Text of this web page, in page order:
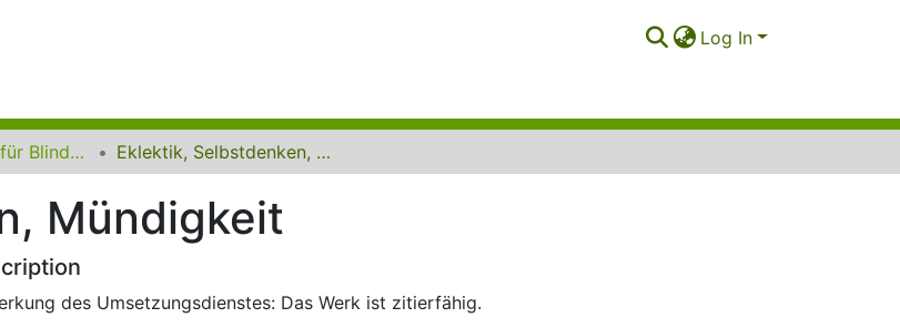
Log In
Digitale Bücher für Blinde und Sehbehinderte Eklektik, Selbstdenken, Mündigkeit
Mündigkeit
des Umsetzungsdienstes: Das Werk ist zitierfähig.